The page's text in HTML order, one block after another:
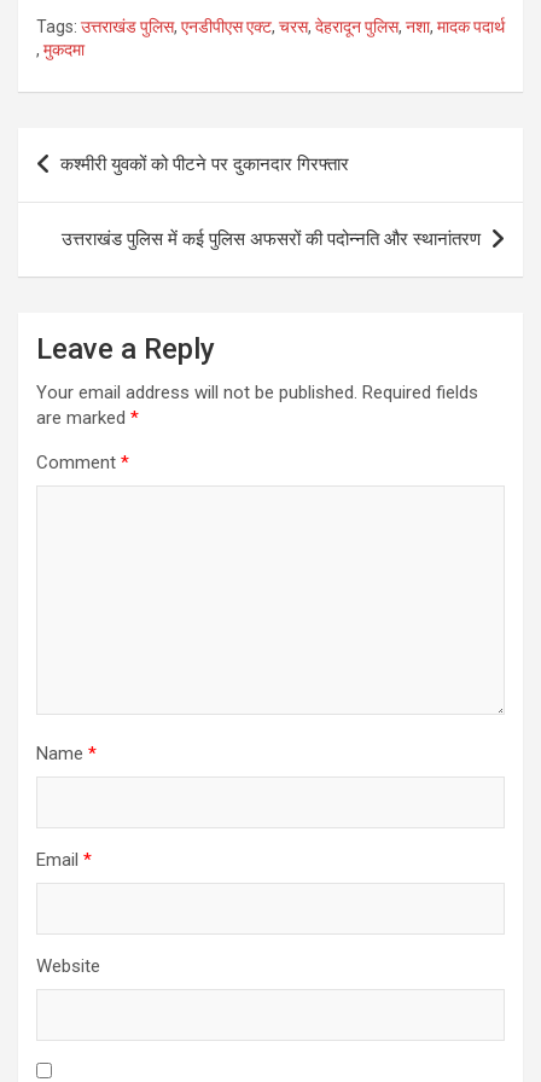
h
at
s
p
p
m
ail
a
ce
b
o
k
wi
tt
er
h
ar
e
Tags: उत्तराखंड पुलिस, एनडीपीएस एक्ट, चरस, देहरादून पुलिस, नशा, मादक पदार्थ
, मुकदमा
Post
navigation
कश्मीरी युवकों को पीटने पर दुकानदार गिरफ्तार
उत्तराखंड पुलिस में कई पुलिस अफसरों की पदोन्नति और स्थानांतरण
Leave a Reply
Your email address will not be published. Required fields
are marked *
Comment *
Name *
Email *
Website